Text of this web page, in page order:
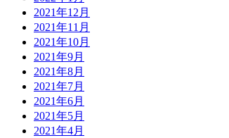
2021年12月
2021年11月
2021年10月
2021年9月
2021年8月
2021年7月
2021年6月
2021年5月
2021年4月